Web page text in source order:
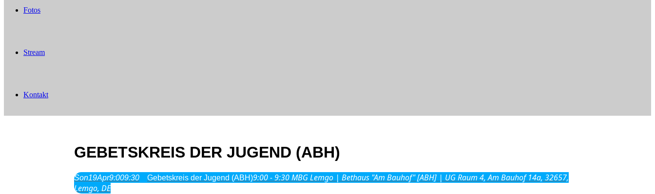
Fotos
Stream
Kontakt
GEBETSKREIS DER JUGEND (ABH)
Son19Apr9:009:30 Gebetskreis der Jugend (ABH)9:00 - 9:30MBG Lemgo | Bethaus "Am Bauhof" [ABH] | UG Raum 4, Am Bauhof 14a, 32657,
Lemgo, DE